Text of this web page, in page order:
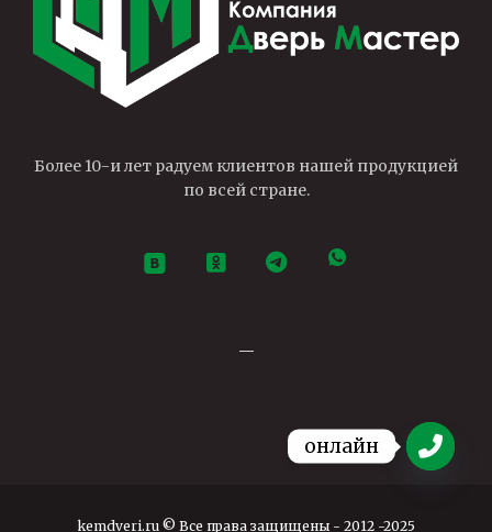
Более 10-и лет радуем клиентов нашей продукцией
по всей стране.
—
kemdveri.ru © Все права защищены - 2012 -2025
онлайн